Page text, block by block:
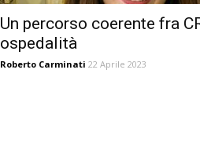
Un percorso coerente fra
ospedalità
Roberto Carminati 22 Aprile 2023